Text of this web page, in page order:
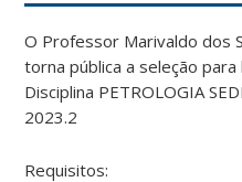
O Professor Marivaldo dos
torna pública a seleção
Disciplina PETROLOGIA
2023.2
Requisitos: